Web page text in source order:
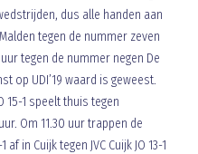
dus alle handen aan
tegen de nummer zeven
tegen de nummer negen De
op UDI’19 waard is geweest.
15-1 speelt thuis tegen
Om 11.30 uur trappen de
in Cuijk tegen JVC Cuijk JO 13-1